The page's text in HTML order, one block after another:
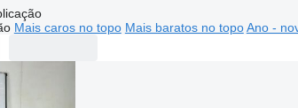
Mais caros no topo Mais baratos no topo Ano -